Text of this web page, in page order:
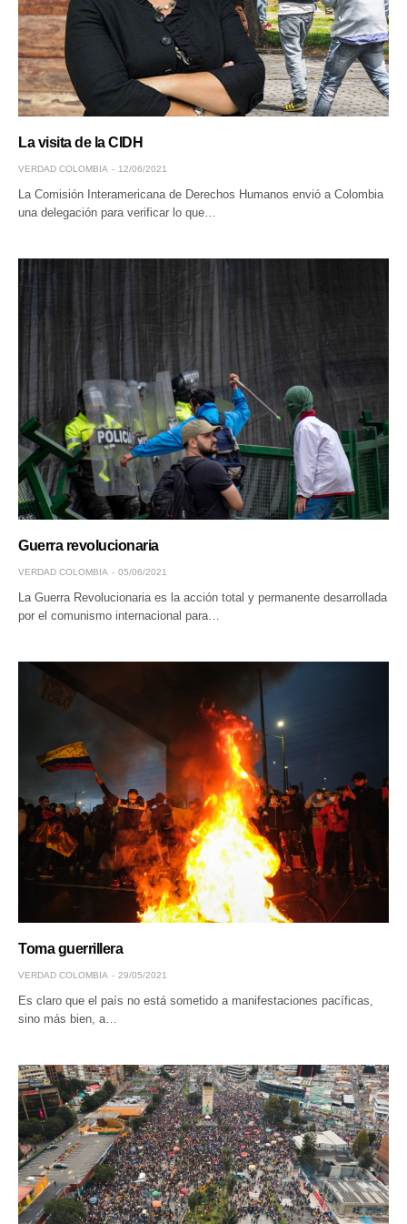
La visita de la CIDH
VERDAD COLOMBIA 12/06/2021
La Comisión Interamericana de Derechos Humanos envió a Colombia
una delegación para verificar lo que…
Guerra revolucionaria
VERDAD COLOMBIA 05/06/2021
La Guerra Revolucionaria es la acción total y permanente desarrollada
por el comunismo internacional para…
Toma guerrillera
VERDAD COLOMBIA 29/05/2021
Es claro que el país no está sometido a manifestaciones pacíficas,
sino más bien, a…